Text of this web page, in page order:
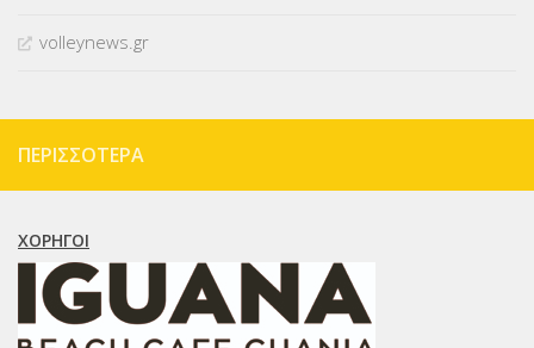
volleynews.gr
ΠΕΡΙΣΣΌΤΕΡΑ
ΧΟΡΗΓΟΊ